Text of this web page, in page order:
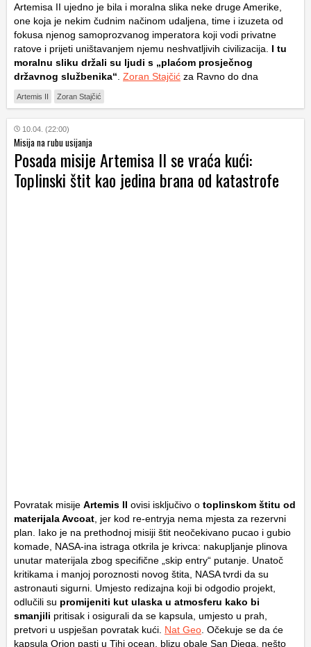
Artemisa II ujedno je bila i moralna slika neke druge Amerike,
one koja je nekim čudnim načinom udaljena, time i izuzeta od
fokusa njenog samoprozvanog imperatora koji vodi privatne
ratove i prijeti uništavanjem njemu neshvatljivih civilizacija. I tu
moralnu sliku držali su ljudi s „plaćom prosječnog
državnog službenika“. Zoran Stajčić za Ravno do dna
Artemis II Zoran Stajčić
10.04. (22:00)
Misija na rubu usijanja
Posada misije Artemisa II se vraća kući:
Toplinski štit kao jedina brana od katastrofe
Povratak misije Artemis II ovisi isključivo o toplinskom štitu od
materijalaAvcoat, jer kod re-entryja nema mjesta za rezervni
plan. Iako je na prethodnoj misiji štit neočekivano pucao i gubio
komade, NASA-ina istraga otkrila je krivca: nakupljanje plinova
unutar materijala zbog specifične „skip entry“ putanje. Unatoč
kritikama i manjoj poroznosti novog štita, NASA tvrdi da su
astronauti sigurni. Umjesto redizajna koji bi odgodio projekt,
odlučili su promijeniti kut ulaska u atmosferu kako bi
smanjili pritisak i osigurali da se kapsula, umjesto u prah,
pretvori u uspješan povratak kući. Nat Geo. Očekuje se da će
kapsula Orion pasti u Tihi ocean, blizu obale San Diega, nešto